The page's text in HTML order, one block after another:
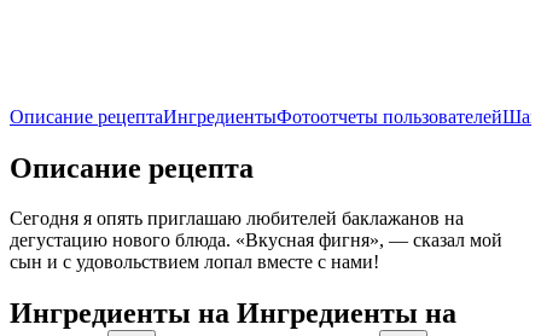
Описание рецептаИнгредиентыФотоотчеты пользователей
Описание рецепта
Сегодня я опять приглашаю любителей баклажанов на
дегустацию нового блюда. «Вкусная фигня», — сказал мой
сын и с удовольствием лопал вместе с нами!
Ингредиенты на Ингредиенты на